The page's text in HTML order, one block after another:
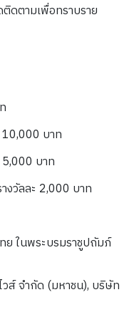
ดตามเพื่อทราบราย
10,000 บาท
5,000 บาท
างวัลละ 2,000 บาท
ย ในพระบรมราชูปถัมภ์
ส์ จำกัด (มหาชน), บริษัท